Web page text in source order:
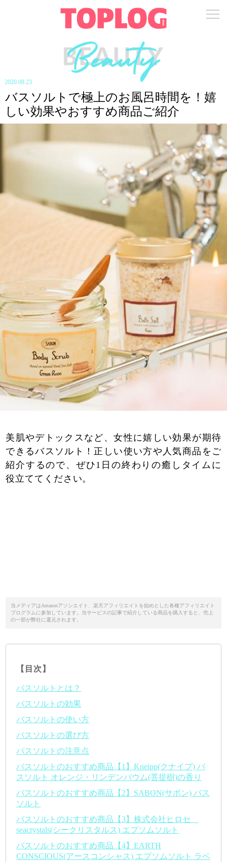
2020.08.23
バスソルトで極上のお風呂時間を！嬉
しい効果やおすすめ商品ご紹介
美肌やデトックスなど、女性に嬉しい効果が期待
できるバスソルト！正しい使い方や人気商品をご
紹介するので、ぜひ1日の終わりの癒しタイムに
役立ててください。
当メディアはAmazonアソシエイト、楽天アフィリエイトを始めとした各種アフィリエイト
プログラムに参加しています。当サービスの記事で紹介している商品を購入すると、売上
の一部が弊社に還元されます。
【目次】
バスソルトとは？
バスソルトの効果
バスソルトの使い方
バスソルトの選び方
バスソルトの注意点
バスソルトのおすすめ商品【1】Kneipp(クナイプ) バ
スソルト オレンジ・リンデンバウム(菩提樹)の香り
バスソルトのおすすめ商品【2】SABON(サボン) バス
ソルト
バスソルトのおすすめ商品【3】株式会社ヒロセ
seacrystals(シークリスタルス) エプソムソルト
バスソルトのおすすめ商品【4】EARTH
CONSCIOUS(アースコンシャス) エプソムソルト ラベ